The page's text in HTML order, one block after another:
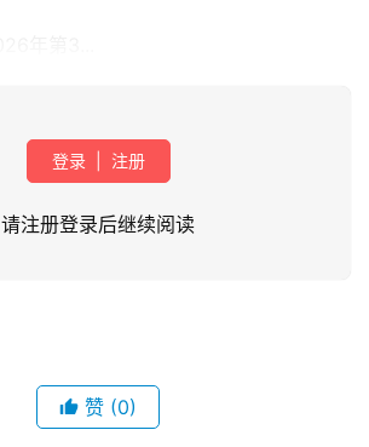
登录 注册
请注册登录后继续阅读
赞 (0)